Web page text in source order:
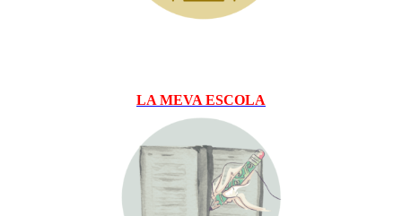
LA MEVA ESCOLA